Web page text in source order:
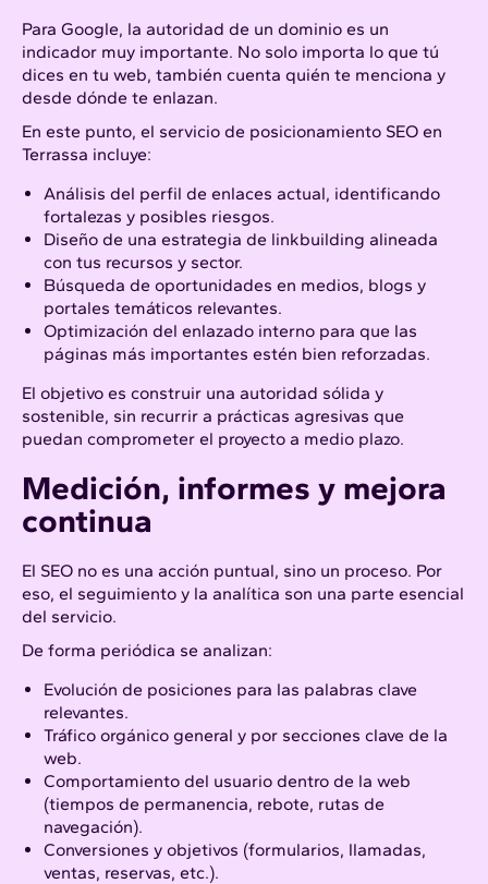
Para Google, la autoridad de un dominio es un
indicador muy importante. No solo importa lo que tú
dices en tu web, también cuenta quién te menciona y
desde dónde te enlazan.
En este punto, el servicio de posicionamiento SEO en
Terrassa incluye:
Análisis del perfil de enlaces actual, identificando
fortalezas y posibles riesgos.
Diseño de una estrategia de linkbuilding alineada
con tus recursos y sector.
Búsqueda de oportunidades en medios, blogs y
portales temáticos relevantes.
Optimización del enlazado interno para que las
páginas más importantes estén bien reforzadas.
El objetivo es construir una autoridad sólida y
sostenible, sin recurrir a prácticas agresivas que
puedan comprometer el proyecto a medio plazo.
Medición, informes y mejora
continua
El SEO no es una acción puntual, sino un proceso. Por
eso, el seguimiento y la analítica son una parte esencial
del servicio.
De forma periódica se analizan:
Evolución de posiciones para las palabras clave
relevantes.
Tráfico orgánico general y por secciones clave de la
web.
Comportamiento del usuario dentro de la web
(tiempos de permanencia, rebote, rutas de
navegación).
Conversiones y objetivos (formularios, llamadas,
ventas, reservas, etc.).